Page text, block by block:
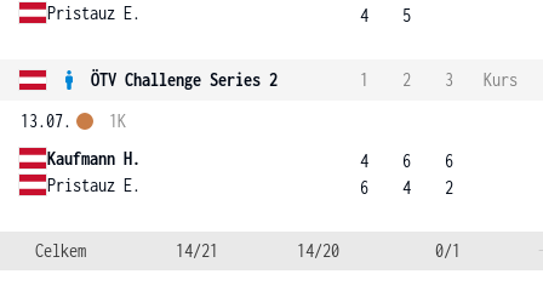
Pristauz E.
4
5
ÖTV Challenge Series 2 1 2 3
Kurs
13.07.
Kaufmann H.
Pristauz E.
1K
4
6
6
4
6
2
Celkem 14/21 14/20 0/1